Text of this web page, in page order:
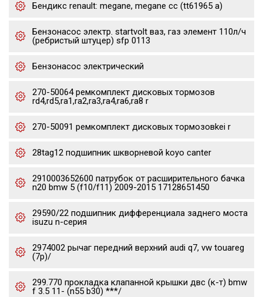
Бендикс renault: megane, megane cc (tt61965 a)
Бензонасос электр. startvolt ваз, газ элемент 110л/ч
(ребристый штуцер) sfp 0113
Бензонасос электрический
270-50064 ремкомплект дисковых тормозов
rd4,rd5,ra1,ra2,ra3,ra4,ra6,ra8 r
270-50091 ремкомплект дисковых тормозовkei r
28tag12 подшипник шкворневой koyo canter
2910003652600 патрубок от расширительного бачка
n20 bmw 5 (f10/f11) 2009-2015 17128651450
29590/22 подшипник дифференциала заднего моста
isuzu n-серия
2974002 рычаг передний верхний audi q7, vw touareg
(7p)/
299.770 прокладка клапанной крышки двс (к-т) bmw
f 3.5 11- (n55 b30) ***/